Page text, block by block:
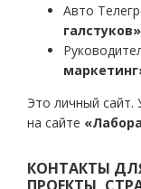
Авто
галстуков»
Это личный сайт.
на сайте
КОНТАКТЫ